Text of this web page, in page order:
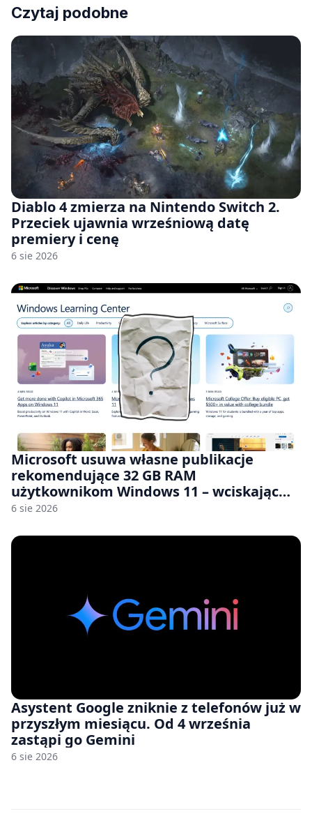
Czytaj podobne
Diablo 4 zmierza na Nintendo Switch 2.
Przeciek ujawnia wrześniową datę
premiery i cenę
6 sie 2026
Microsoft usuwa własne publikacje
rekomendujące 32 GB RAM
użytkownikom Windows 11 – wciskając
nam przy tym komputery z 8 GB RAM po
6 sie 2026
Asystent Google zniknie z telefonów już w
przyszłym miesiącu. Od 4 września
zastąpi go Gemini
6 sie 2026